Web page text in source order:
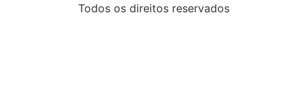
Todos os direitos reservados